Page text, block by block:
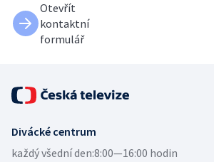
Otevřít
kontaktní
formulář
Divácké centrum
každý všední den:8:00—16:00 hodin